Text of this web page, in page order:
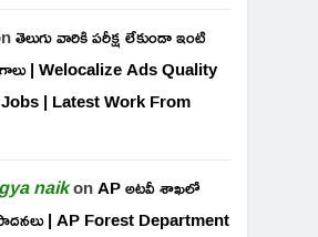
తెలుగు వారికి పరీక్ష లేకుండా ఇంటి
| Welocalize Ads Quality
| Latest Work From
naikonAP అటవీ శాఖలో
| AP Forest Department